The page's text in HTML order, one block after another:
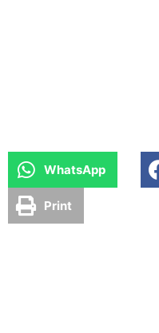
WhatsApp
Print